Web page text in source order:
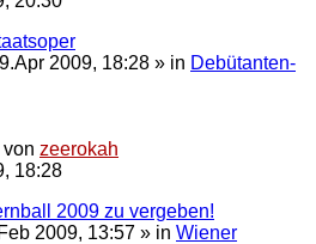
2009, 18:28 » in Debütanten-
von zeerokah
18:28
2009 zu vergeben!
2009, 13:57 » in Wiener